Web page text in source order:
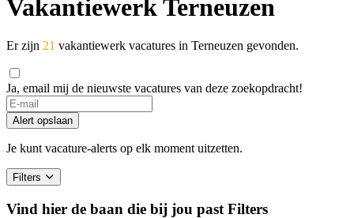
Vakantiewerk Terneuzen
Er zijn 21 vakantiewerk vacatures in Terneuzen gevonden.
Ja, email mij de nieuwste vacatures van deze zoekopdracht!
If
you
are
a
ignore
this
field
Alert opslaan
Je kunt vacature-alerts op elk moment uitzetten.
Filters
Vind hier de baan die bij jou past Filters